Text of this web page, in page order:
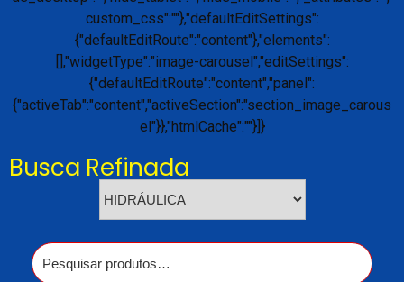
Busca Refinada